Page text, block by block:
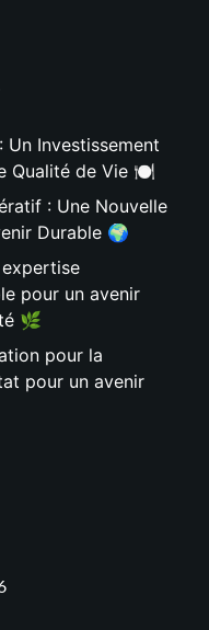
Un Investissement
Qualité de Vie 🍽️
: Une Nouvelle
Durable 🌍
pour un avenir
🌿
pour la
pour un avenir